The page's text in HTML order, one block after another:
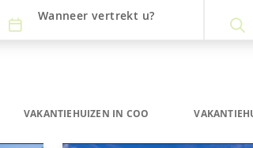
Wanneer vertrekt u?
VAKANTIEHUIZEN IN COO